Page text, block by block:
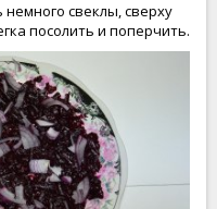
свеклы, сверху
посолить и поперчить.